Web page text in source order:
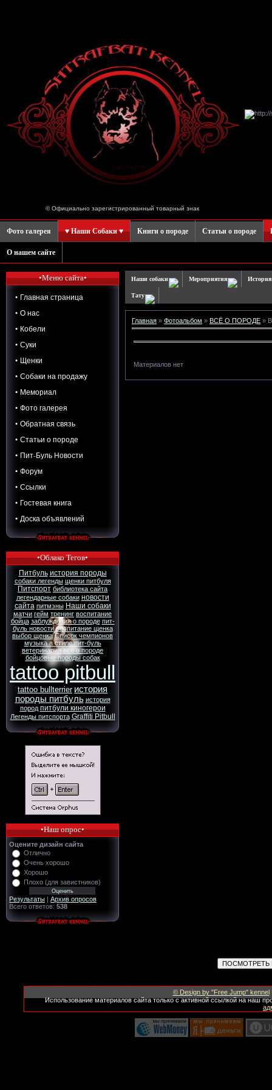
© Официально зарегистрированный товарный знак
Фото галерея ♥ Наши Собаки ♥ Книги о породе Статьи о породе
О нашем сайте
•Меню сайта•
• Главная страница
• О нас
• Кобели
• Суки
• Щенки
• Собаки на продажу
• Мемориал
• Фото галерея
• Обратная связь
• Статьи о породе
• Пит-Буль Новости
• Форум
• Ссылки
• Гостевая книга
• Доска объявлений
•Облако Тегов•
Питбуль история породы
собаки легенды щенки питбуля
Питспорт библиотека сайта
легендарные собаки новости
сайта питмэны Наши собаки
матчи гейм тренинг воспитание
бойца заблуждения о породе пит-
буль новости воспитание щенка
выбор щенка Список чемпионов
музыка в стиле пит-буль
ветеринария всё о породе
бойцовые породы собак
tattoo pitbull
tattoo bullterrier история
породы питбуль история
пород питбули киногерои
Легенды питспорта Graffiti Pitbull
•Наш опрос•
Оцените дизайн сайта
Отлично
Очень хорошо
Хорошо
Плохо (для завистников)
Результаты | Архив опросов
Всего ответов: 538
Наши собаки Мероприятия
Тату
Главная » Фотоальбом » ВСЁ О ПОРОДЕ »
Материалов нет
© Design by "Free Jump" kennel
Использование материалов сайта только с активной ссылкой на наш